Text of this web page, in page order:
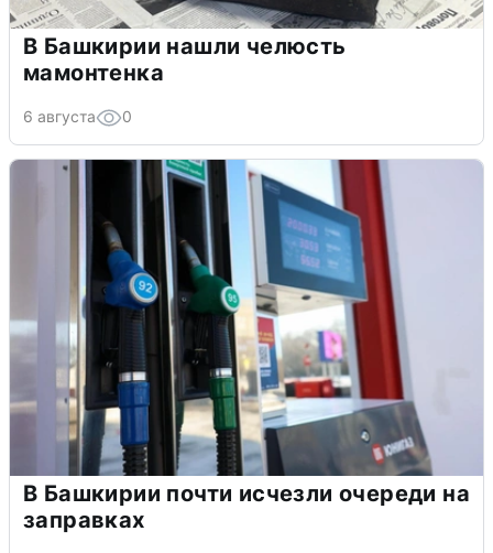
В Башкирии нашли челюсть
мамонтенка
6 августа 0
В Башкирии почти исчезли очереди на
заправках